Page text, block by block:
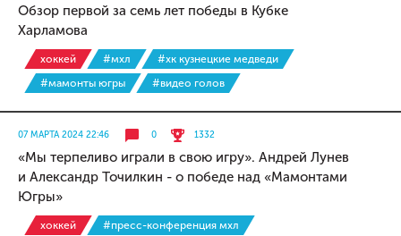
Обзор первой за семь лет победы в Кубке
Харламова
хоккей #мхл
#хк кузнецкие медведи
#мамонты югры
#видео голов
07 МАРТА 2024 22:46 0 1332
«Мы терпеливо играли в свою игру». Андрей Лунев
и Александр Точилкин - о победе над «Мамонтами
Югры»
хоккей
#пресс-конференция мхл